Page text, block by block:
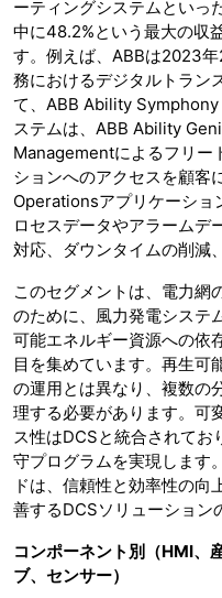
ーティングシステムといっ
中に48.2%という最大の収
す。例えば、ABBは2023
務におけるデジタルトラン
て、ABB Ability
ステムは、ABB Ability
Managementによるフリー
ションへのアクセスを顧客
Operationsアプリケーショ
ロセスデータやアラームデ
対応、ダウンタイムの削減
このセグメントは、電力網
のために、風力発電システ
可能エネルギー資源への依
目を集めています。再生可
の運用とは異なり、複数の
理する必要があります。可
ス性はDCSと統合されてお
守プログラムを実現します
ドは、信頼性と効率性の向
善するDCSソリューション
コンポーネント別（HMI、
ブ、センサー）